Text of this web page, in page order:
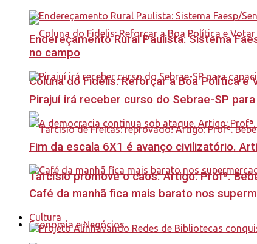
Coluna do Fidelis: Reforçar a Boa Política e
Tarcísio promove o caos. Artigo: Profª.
Economia e Negócios
Endereçamento Rural Paulista: Sistema
no campo
Pirajuí irá receber curso do Sebrae-SP
Fim da escala 6X1 é avanço civilizatório.
Café da manhã fica mais barato nos
Cultura